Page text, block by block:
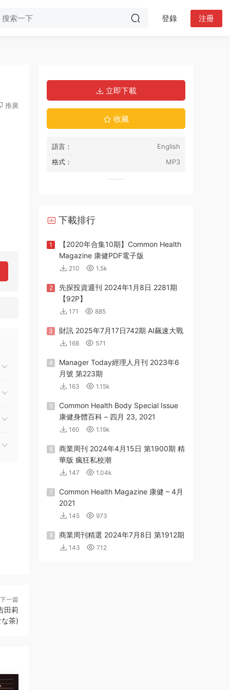
登錄 注冊
推廣
下一篇
田莉
茶)
立即下載
收藏
語言：
English
格式：
MP3
下載排行
1
【2020年合集10期】Common Health
Magazine 康健PDF電子版
210 1.5k
2
先探投資週刊 2024年1月8日 2281期
【92P】
171 885
3 財訊 2025年7月17日742期 AI飆速大戰
168 571
4
Manager Today經理人月刊 2023年6
月號 第223期
163 1.15k
5
Common Health Body Special Issue
康健身體百科 – 四月 23, 2021
160 1.19k
6
商業周刊 2024年4月15日 第1900期 精
華版 瘋狂私校潮
147 1.04k
7
Common Health Magazine 康健 – 4月
2021
145 973
8 商業周刊精選 2024年7月8日 第1912期
143 712